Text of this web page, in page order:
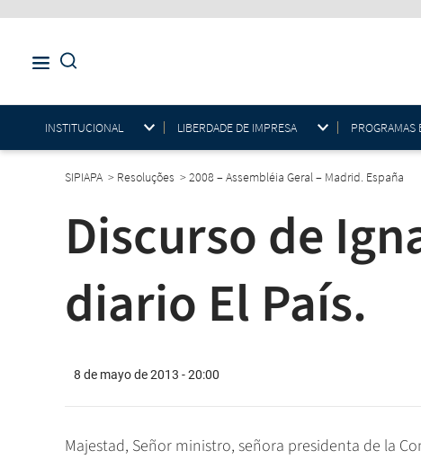
INSTITUCIONAL LIBERDADE DE IMPRESA PROGRAMAS
SIPIAPA > Resoluções >2008 – Assembléia Geral – Madrid. España
Discurso de
diario El País.
8 de mayo de 2013 - 20:00
Majestad, Señor ministro, señora presidenta de la